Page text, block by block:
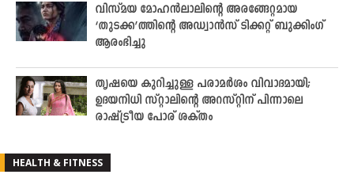
വിസ്മയ മോഹന്‍ലാലിന്‍റെ അരങ്ങേറ്റമായ
‘തുടക്ക’ത്തിന്‍റെ അഡ്വാന്‍സ് ടിക്കറ്റ് ബുക്കിംഗ്
ആരംഭിച്ചു
തൃഷയെ കുറിച്ചുള്ള പരാമർശം വിവാദമായി;
ഉദയനിധി സ്റ്റാലിന്റെ അറസ്റ്റിന് പിന്നാലെ
രാഷ്ട്രീയ പോര് ശക്തം
HEALTH & FITNESS